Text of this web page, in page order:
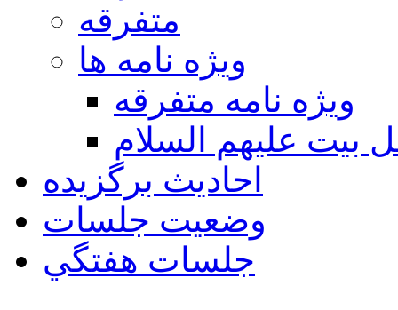
متفرقه
ويژه نامه ها
ويژه نامه متفرقه
بيت عليهم السلام
احادیث برگزیده
وضعیت جلسات
جلسات هفتگي